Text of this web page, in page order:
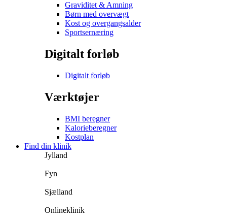
Graviditet & Amning
Børn med overvægt
Kost og overgangsalder
Sportsernæring
Digitalt forløb
Digitalt forløb
Værktøjer
BMI beregner
Kalorieberegner
Kostplan
Find din klinik
Jylland
Fyn
Sjælland
Onlineklinik